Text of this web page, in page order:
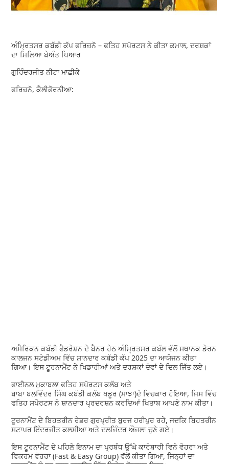
ਅੰਮ੍ਰਿਤਸਰ ਕਬੱਡੀ ਕੱਪ ਫਰਿਜ਼ਨੋ – ਫਤਿਹ ਸਪੋਰਟਸ ਨੇ ਕੀਤਾ ਕਮਾਲ, ਦਰਸ਼ਕਾਂ
ਦਾ ਮਿਲਿਆ ਬੇਅੰਤ ਪਿਆਰ
ਗੁਰਿੰਦਰਜੀਤ ਨੀਟਾ ਮਾਛੀਕੇ
ਫਰਿਜ਼ਨੋ, ਕੈਲੀਫ਼ੋਰਨੀਆ:
ਅਮੈਰਿਕਨ ਕਬੱਡੀ ਫੈਡਰੇਸ਼ਨ ਦੇ ਬੈਨਰ ਹੇਠ ਅੰਮ੍ਰਿਤਸਰ ਕਬੱਲ ਵੱਲੋਂ ਸਥਾਨਕ ਡੇਰਨ
ਕਾਲਜਨ ਸਟੇਡੀਅਮ ਵਿੱਚ ਸ਼ਾਨਦਾਰ ਕਬੱਡੀ ਕੱਪ 2025 ਦਾ ਆਯੋਜਨ ਕੀਤਾ
ਗਿਆ। ਇਸ ਟੂਰਨਾਮੈਂਟ ਨੇ ਖਿਡਾਰੀਆਂ ਅਤੇ ਦਰਸ਼ਕਾਂ ਦੋਵਾਂ ਦੇ ਦਿਲ ਜਿੱਤ ਲਏ।
ਫਾਈਨਲ ਮੁਕਾਬਲਾ ਫਤਿਹ ਸਪੋਰਟਸ ਕਲੱਬ ਅਤੇ
ਬਾਬਾ ਬਲਵਿੰਦਰ ਸਿੰਘ ਕਬੱਡੀ ਕਲੱਬ ਖਡੂਰ (ਮਾਝਾ)ਦੇ ਵਿਚਕਾਰ ਹੋਇਆ, ਜਿਸ ਵਿੱਚ
ਫਤਿਹ ਸਪੋਰਟਸ ਨੇ ਸ਼ਾਨਦਾਰ ਪ੍ਰਦਰਸ਼ਨ ਕਰਦਿਆਂ ਖਿਤਾਬ ਆਪਣੇ ਨਾਮ ਕੀਤਾ।
ਟੂਰਨਾਮੈਂਟ ਦੇ ਬਿਹਤਰੀਨ ਰੇਡਰ ਗੁਰਪ੍ਰੀਤ ਬੁਰਜ ਹਰੀਪੁਰ ਰਹੇ, ਜਦਕਿ ਬਿਹਤਰੀਨ
ਸਟਾਪਰ ਇੰਦਰਜੀਤ ਕਲਸੀਆ ਅਤੇ ਦਲਜਿੰਦਰ ਔਜਲਾ ਚੁਣੇ ਗਏ।
ਇਸ ਟੂਰਨਾਮੈਂਟ ਦੇ ਪਹਿਲੇ ਇਨਾਮ ਦਾ ਪ੍ਰਬੰਧ ਉੱਘੇ ਕਾਰੋਬਾਰੀ ਵਿਨੇ ਵੋਹਰਾ ਅਤੇ
ਵਿਕਰਮ ਵੋਹਰਾ (Fast & Easy Group) ਵੱਲੋਂ ਕੀਤਾ ਗਿਆ, ਜਿਨ੍ਹਾਂ ਦਾ